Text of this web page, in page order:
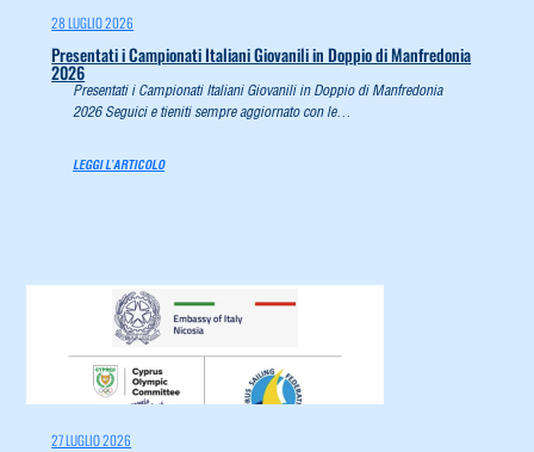
28 LUGLIO 2026
Presentati i Campionati Italiani Giovanili in Doppio di Manfredonia
2026
Presentati i Campionati Italiani Giovanili in Doppio di Manfredonia
2026 Seguici e tieniti sempre aggiornato con le…
LEGGI L’ARTICOLO
27 LUGLIO 2026